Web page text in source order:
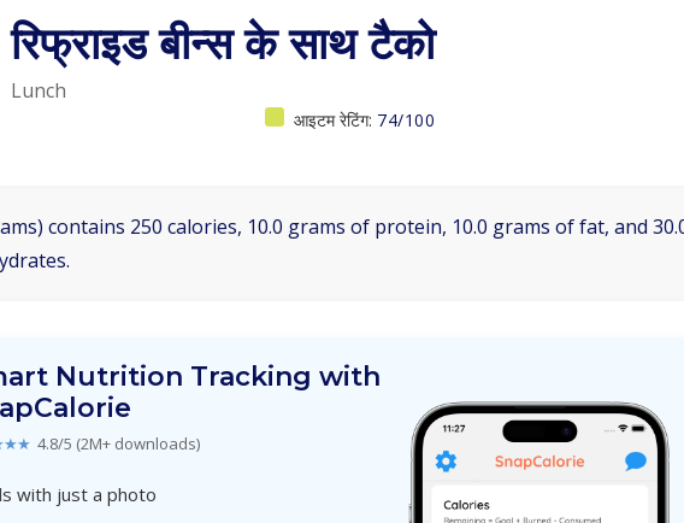
रिफ्राइड बीन्स के साथ टैको
Lunch
आइटम रेटिंग: 74/100
contains 250 calories, 10.0 grams of protein, 10.0 grams of fat, and
Nutrition Tracking with
4.8/5 (2M+ downloads)
with just a photo